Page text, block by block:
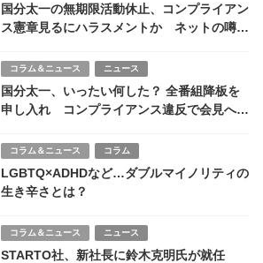
国分太一の無期限活動休止、コンプライアン
ス憲章見るにハラスメントか ネットの噂と
コラム＆ニュース ニュース
国分太一、いったい何した？ 全番組降板を
申し入れ コンプライアンス違反で会見へ
コラム＆ニュース コラム
LGBTQ×ADHDなど…ダブルマイノリティの
生き辛さとは？
コラム＆ニュース ニュース
STARTO社、新社長に鈴木克明氏が就任